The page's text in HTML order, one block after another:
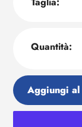
Quantità:
Aggiungi